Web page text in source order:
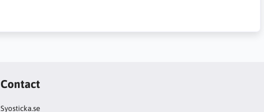
Contact
Syosticka.se